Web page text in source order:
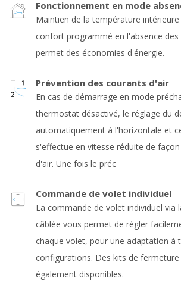
Fonctionnement en mode
Maintien de la température intérieure
confort programmé en l'absence des
permet des économies d'énergie.
Prévention des courants d'air
En cas de démarrage en mode
thermostat désactivé, le réglage du
automatiquement à l'horizontale et
s'effectue en vitesse réduite de
d'air. Une fois le préc
Commande de volet individuel
La commande de volet individuel via
câblée vous permet de régler
chaque volet, pour une adaptation à
configurations. Des kits de
également disponibles.